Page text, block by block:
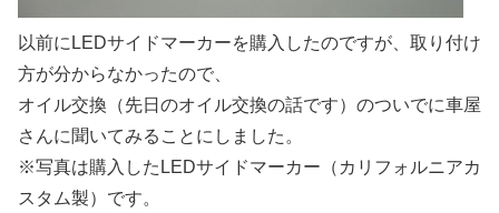
以前にLEDサイドマーカーを購入したのですが、取り付け
方が分からなかったので、
オイル交換（先日のオイル交換の話です）のついでに車屋
さんに聞いてみることにしました。
※写真は購入したLEDサイドマーカー（カリフォルニアカ
スタム製）です。